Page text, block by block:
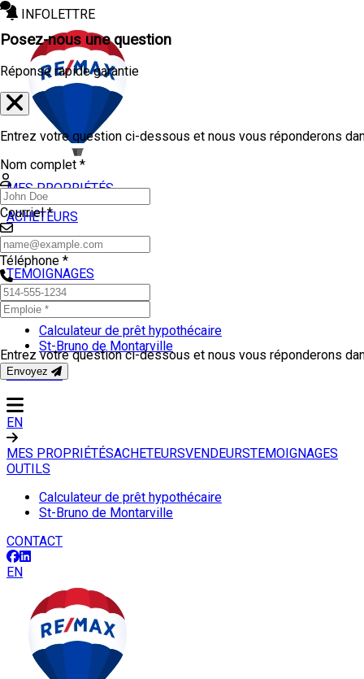
INFOLETTRE
MES PROPRIÉTÉS
ACHETEURS
VENDEURS
TEMOIGNAGES
OUTILS
Calculateur de prêt hypothécaire
St-Bruno de Montarville
CONTACT
EN
MES PROPRIÉTÉSACHETEURSVENDEURSTEMOIGNAGES
OUTILS
Calculateur de prêt hypothécaire
St-Bruno de Montarville
CONTACT
EN
Posez-nous une question
Réponse rapide garantie
Entrez votre question ci-dessous et nous vous réponderons
Nom complet *
Courriel *
Téléphone *
Entrez votre question ci-dessous et nous vous réponderons
Envoyez